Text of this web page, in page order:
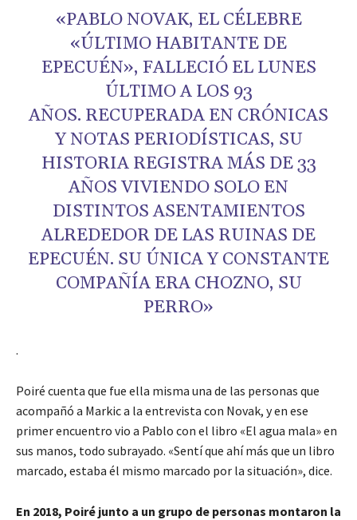
«PABLO NOVAK, EL CÉLEBRE
«ÚLTIMO HABITANTE DE
EPECUÉN», FALLECIÓ EL LUNES
ÚLTIMO A LOS 93
AÑOS. RECUPERADA EN CRÓNICAS
Y NOTAS PERIODÍSTICAS, SU
HISTORIA REGISTRA MÁS DE 33
AÑOS VIVIENDO SOLO EN
DISTINTOS ASENTAMIENTOS
ALREDEDOR DE LAS RUINAS DE
EPECUÉN. SU ÚNICA Y CONSTANTE
COMPAÑÍA ERA CHOZNO, SU
PERRO»
.
Poiré cuenta que fue ella misma una de las personas que
acompañó a Markic a la entrevista con Novak, y en ese
primer encuentro vio a Pablo con el libro «El agua mala» en
sus manos, todo subrayado. «Sentí que ahí más que un libro
marcado, estaba él mismo marcado por la situación», dice.
En 2018, Poiré junto a un grupo de personas montaron la